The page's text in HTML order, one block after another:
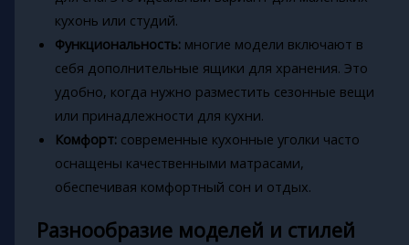
кухонь или студий.
Функциональность:многие модели включают в
себя дополнительные ящики для хранения. Это
удобно, когда нужно разместить сезонные вещи
или принадлежности для кухни.
Комфорт:современные кухонные уголки часто
оснащены качественными матрасами,
обеспечивая комфортный сон и отдых.
Разнообразие моделей и стилей